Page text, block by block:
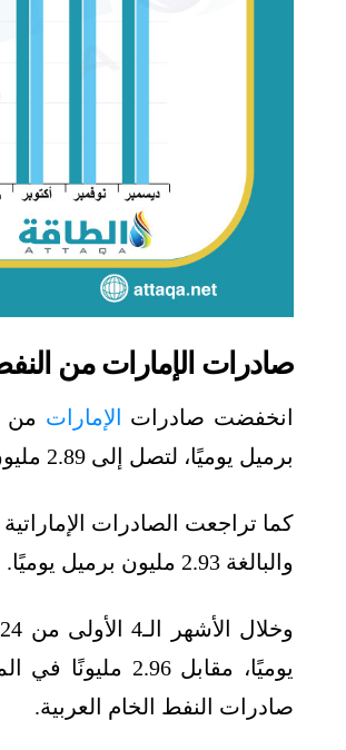
صادرات الإمارات من
انخفضت صادرات الإمارات
برميل يوميًا، لتصل إلى 2.89 مليون برميل يوميًا، مقارنة بـ2.92 مليونًا في الشهر السابق له.
والبالغة 2.93 مليون برميل يوميًا.
صادرات النفط الخام العربية.